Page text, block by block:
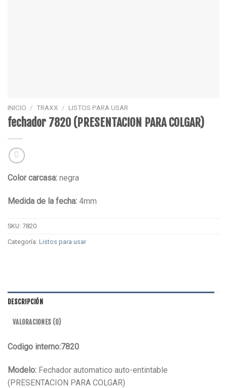
INICIO / TRAXX / LISTOS PARA USAR
fechador 7820 (PRESENTACION PARA COLGAR)
Color carcasa: negra
Medida de la fecha: 4mm
SKU: 7820
Categoría: Listos para usar
DESCRIPCIÓN
VALORACIONES (0)
Codigo interno:7820
Modelo: Fechador automatico auto-entintable
(PRESENTACION PARA COLGAR)